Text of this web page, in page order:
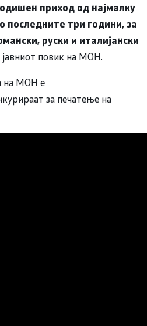
приход од најмалку
последните три години, за
руски и италијански
јавниот повик на МОН.
на МОН е
за печатење на